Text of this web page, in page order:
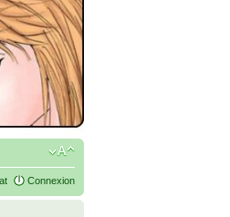
Connexion